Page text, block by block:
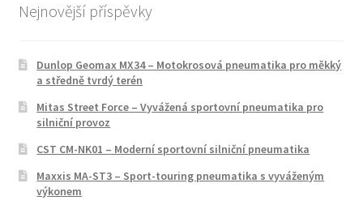
Nejnovější příspěvky
Dunlop Geomax MX34 – Motokrosová pneumatika pro měkký
a středně tvrdý terén
Mitas Street Force – Vyvážená sportovní pneumatika pro
silniční provoz
CST CM-NK01 – Moderní sportovní silniční pneumatika
Maxxis MA-ST3 – Sport-touring pneumatika s vyváženým
výkonem